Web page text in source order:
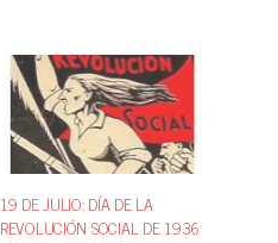
19 DE JULIO: DÍA DE LA
REVOLUCIÓN SOCIAL DE 1936